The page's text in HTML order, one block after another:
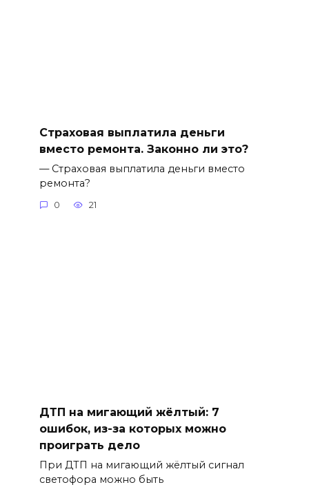
Страховая выплатила деньги
вместо ремонта. Законно ли это?
— Страховая выплатила деньги вместо
ремонта?
0 21
ДТП на мигающий жёлтый: 7
ошибок, из-за которых можно
проиграть дело
При ДТП на мигающий жёлтый сигнал
светофора можно быть